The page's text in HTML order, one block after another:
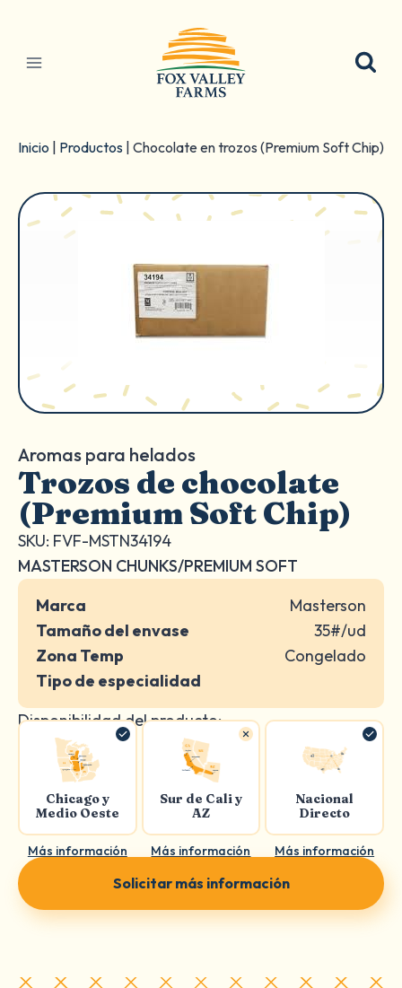
contenido
Inicio Productos Chocolate en trozos (Premium Soft Chip)
Aromas para helados
Trozos de chocolate
(Premium Soft Chip)
SKU: FVF-MSTN34194
MASTERSON CHUNKS/PREMIUM SOFT
Marca
Masterson
Tamaño del envase
35#/ud
Zona Temp
Congelado
Tipo de especialidad
Disponibilidad del producto:
Chicago y
Medio Oeste
Más información
Sur de Cali y
AZ
Más información
Nacional
Directo
Más información
Solicitar más información